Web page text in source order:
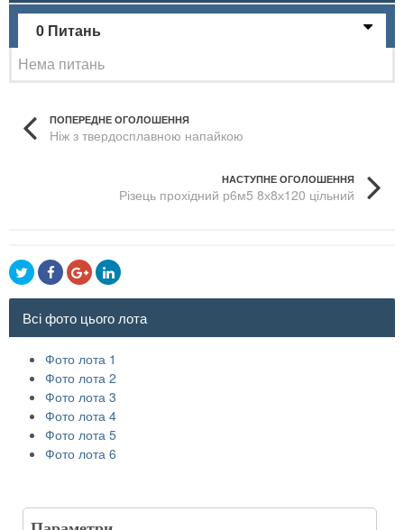
0 Питань
Нема питань
ПОПЕРЕДНЕ ОГОЛОШЕННЯ
Ніж з твердосплавною напайкою
НАСТУПНЕ ОГОЛОШЕННЯ
Різець прохідний р6м5 8х8х120 цільний
Всі фото цього лота
Фото лота 1
Фото лота 2
Фото лота 3
Фото лота 4
Фото лота 5
Фото лота 6